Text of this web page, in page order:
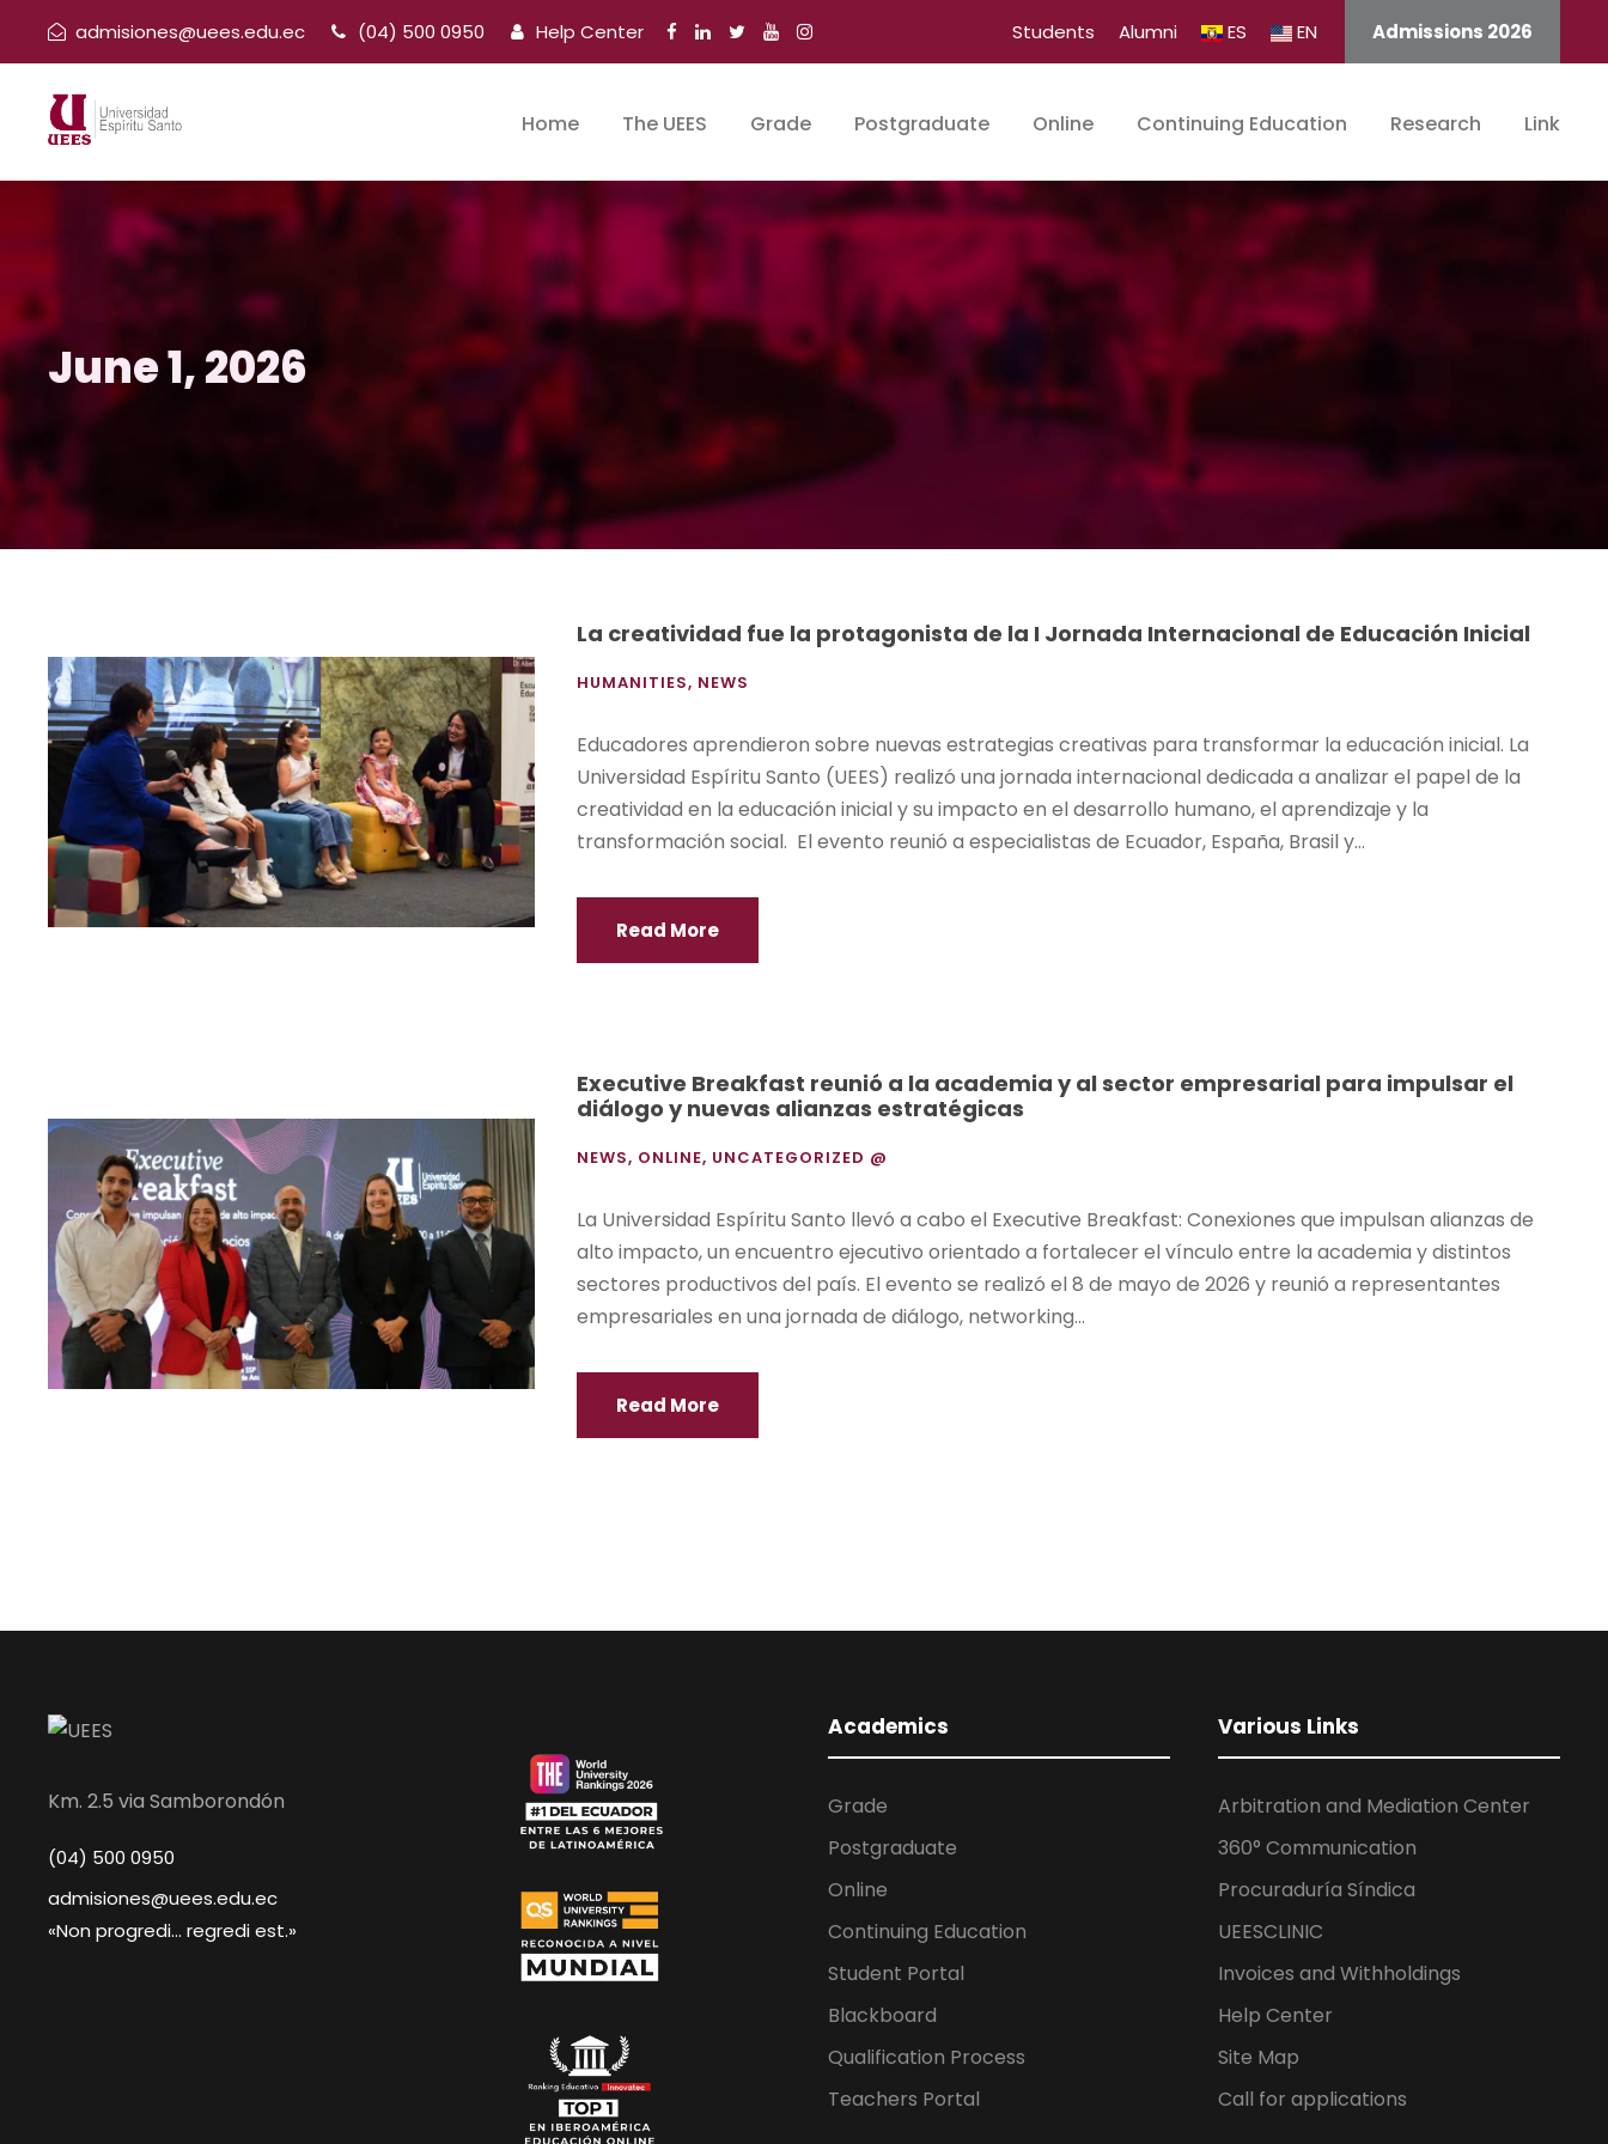
admisiones@uees.edu.ec (04) 500 0950 Help Center Students Alumni ES EN Admissions 2026
Home The UEES Grade Postgraduate Online Continuing Education Research Link
June 1, 2026
La creatividad fue la protagonista de la I Jornada Internacional de Educación Inicial
HUMANITIES, NEWS
Educadores aprendieron sobre nuevas estrategias creativas para transformar la educación inicial. La
Universidad Espíritu Santo (UEES) realizó una jornada internacional dedicada a analizar el papel de la
creatividad en la educación inicial y su impacto en el desarrollo humano, el aprendizaje y la
transformación social. El evento reunió a especialistas de Ecuador, España, Brasil y...
Read More
Executive Breakfast reunió a la academia y al sector empresarial para impulsar el
diálogo y nuevas alianzas estratégicas
NEWS, ONLINE, UNCATEGORIZED @
La Universidad Espíritu Santo llevó a cabo el Executive Breakfast: Conexiones que impulsan alianzas de
alto impacto, un encuentro ejecutivo orientado a fortalecer el vínculo entre la academia y distintos
sectores productivos del país. El evento se realizó el 8 de mayo de 2026 y reunió a representantes
empresariales en una jornada de diálogo, networking...
Read More
Km. 2.5 via Samborondón
(04) 500 0950
admisiones@uees.edu.ec
«Non progredi... regredi est.»
Academics
Grade
Postgraduate
Online
Continuing Education
Student Portal
Blackboard
Qualification Process
Teachers Portal
Various Links
Arbitration and Mediation Center
360° Communication
Procuraduría Síndica
UEESCLINIC
Invoices and Withholdings
Help Center
Site Map
Call for applications